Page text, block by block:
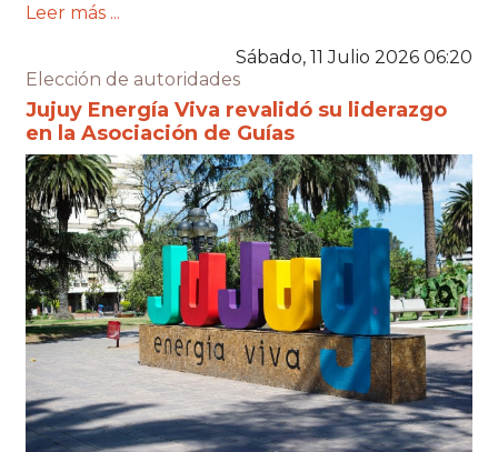
Leer más ...
Sábado, 11 Julio 2026 06:20
Elección de autoridades
Jujuy Energía Viva revalidó su liderazgo
en la Asociación de Guías